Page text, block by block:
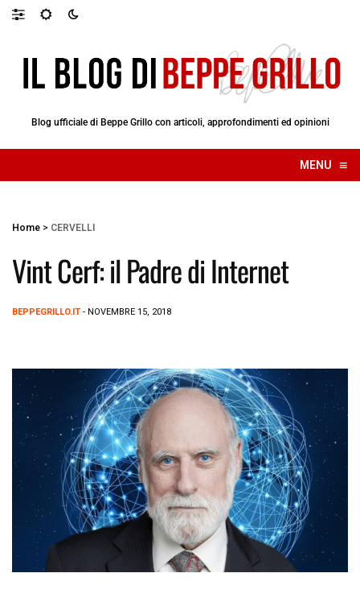
Blog ufficiale di Beppe Grillo con articoli, approfondimenti ed opinioni
MENU ≡
☰
Home > CERVELLI
Vint Cerf: il Padre di Internet
BEPPEGRILLO.IT - NOVEMBRE 15, 2018